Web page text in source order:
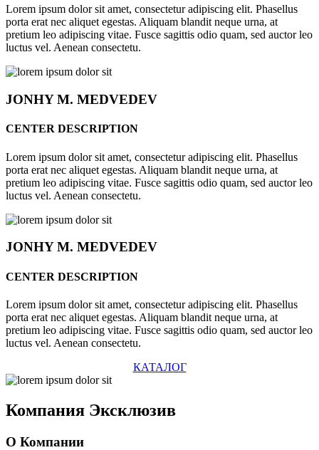
Lorem ipsum dolor sit amet, consectetur adipiscing elit. Phasellus
porta erat nec aliquet egestas. Aliquam blandit neque urna, at
pretium leo adipiscing vitae. Fusce sagittis odio quam, sed auctor leo
luctus vel. Aenean consectetu.
JONHYM. MEDVEDEV
CENTER DESCRIPTION
Lorem ipsum dolor sit amet, consectetur adipiscing elit. Phasellus
porta erat nec aliquet egestas. Aliquam blandit neque urna, at
pretium leo adipiscing vitae. Fusce sagittis odio quam, sed auctor leo
luctus vel. Aenean consectetu.
JONHYM. MEDVEDEV
CENTER DESCRIPTION
Lorem ipsum dolor sit amet, consectetur adipiscing elit. Phasellus
porta erat nec aliquet egestas. Aliquam blandit neque urna, at
pretium leo adipiscing vitae. Fusce sagittis odio quam, sed auctor leo
luctus vel. Aenean consectetu.
КАТАЛОГ
Компания Эксклюзив
О Компании